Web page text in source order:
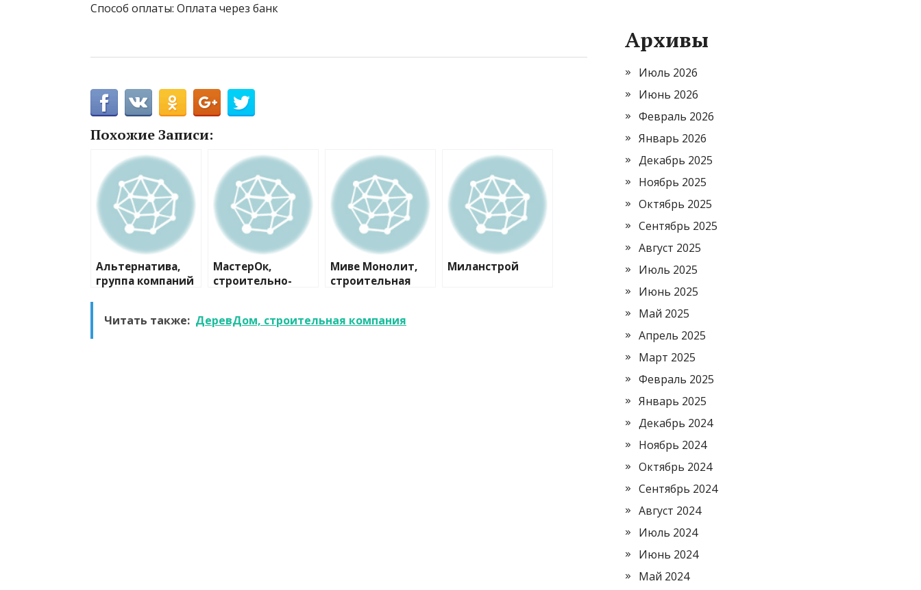
Способ оплаты: Оплата через банк
Похожие Записи:
Альтернатива,
группа компаний
МастерОк,
строительно-
Миве Монолит,
строительная
Миланстрой
Читать также: ДеревДом, строительная компания
Архивы
Июль 2026
Июнь 2026
Февраль 2026
Январь 2026
Декабрь 2025
Ноябрь 2025
Октябрь 2025
Сентябрь 2025
Август 2025
Июль 2025
Июнь 2025
Май 2025
Апрель 2025
Март 2025
Февраль 2025
Январь 2025
Декабрь 2024
Ноябрь 2024
Октябрь 2024
Сентябрь 2024
Август 2024
Июль 2024
Июнь 2024
Май 2024